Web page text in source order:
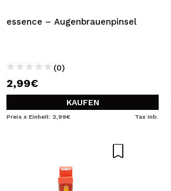
essence – Augenbrauenpinsel
(0)
2,99€
KAUFEN
Preis x Einheit: 2,99€ Tax Inb.